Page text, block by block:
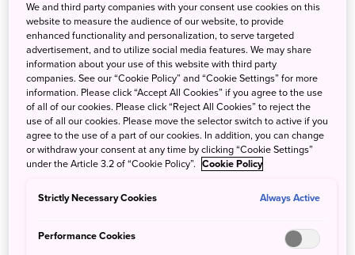
Terrassen einzunehmen, die entlang des Flusses
Kamogawa oder bei anderen fließenden Gewässern
aufgebaut werden und zum Sommer in Kyoto einfach
dazugehören.
We and third party companies with your consent use cookies on this
website to measure the audience of our website, to provide
enhanced functionality and personalization, to serve targeted
advertisement, and to utilize social media features. We may share
information about your use of this website with third party
companies. See our “Cookie Policy” and “Cookie Settings” for more
information. Please click “Accept All Cookies” if you agree to the use
of all of our cookies. Please click “Reject All Cookies” to reject the
use of all our cookies. Please move the selector switch to active if you
agree to the use of a part of our cookies. In addition, you can change
or withdraw your consent at any time by clicking “Cookie Settings”
under the Article 3.2 of “Cookie Policy”. Cookie Policy
Strictly Necessary Cookies Always Active
Performance Cookies